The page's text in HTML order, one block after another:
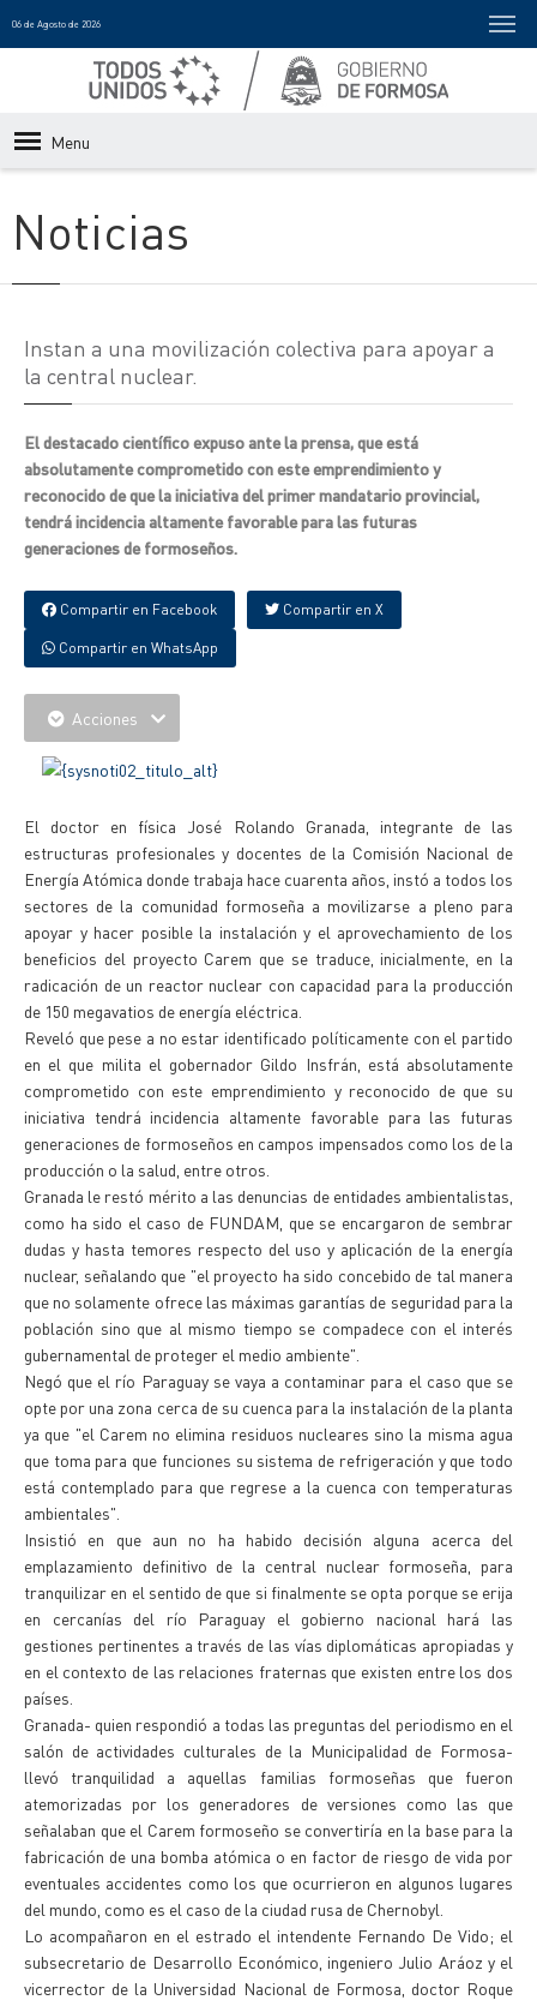
06 de Agosto de 2026
Menu
Noticias
Instan a una movilización colectiva para apoyar a
la central nuclear.
El destacado científico expuso ante la prensa, que está
absolutamente comprometido con este emprendimiento y
reconocido de que la iniciativa del primer mandatario provincial,
tendrá incidencia altamente favorable para las futuras
generaciones de formoseños.
Compartir en Facebook Compartir en X
Compartir en WhatsApp
Acciones
El doctor en física José Rolando Granada, integrante de las
estructuras profesionales y docentes de la Comisión Nacional de
Energía Atómica donde trabaja hace cuarenta años, instó a todos los
sectores de la comunidad formoseña a movilizarse a pleno para
apoyar y hacer posible la instalación y el aprovechamiento de los
beneficios del proyecto Carem que se traduce, inicialmente, en la
radicación de un reactor nuclear con capacidad para la producción
de 150 megavatios de energía eléctrica.
Reveló que pese a no estar identificado políticamente con el partido
en el que milita el gobernador Gildo Insfrán, está absolutamente
comprometido con este emprendimiento y reconocido de que su
iniciativa tendrá incidencia altamente favorable para las futuras
generaciones de formoseños en campos impensados como los de la
producción o la salud, entre otros.
Granada le restó mérito a las denuncias de entidades ambientalistas,
como ha sido el caso de FUNDAM, que se encargaron de sembrar
dudas y hasta temores respecto del uso y aplicación de la energía
nuclear, señalando que "el proyecto ha sido concebido de tal manera
que no solamente ofrece las máximas garantías de seguridad para la
población sino que al mismo tiempo se compadece con el interés
gubernamental de proteger el medio ambiente".
Negó que el río Paraguay se vaya a contaminar para el caso que se
opte por una zona cerca de su cuenca para la instalación de la planta
ya que "el Carem no elimina residuos nucleares sino la misma agua
que toma para que funciones su sistema de refrigeración y que todo
está contemplado para que regrese a la cuenca con temperaturas
ambientales".
Insistió en que aun no ha habido decisión alguna acerca del
emplazamiento definitivo de la central nuclear formoseña, para
tranquilizar en el sentido de que si finalmente se opta porque se erija
en cercanías del río Paraguay el gobierno nacional hará las
gestiones pertinentes a través de las vías diplomáticas apropiadas y
en el contexto de las relaciones fraternas que existen entre los dos
países.
Granada- quien respondió a todas las preguntas del periodismo en el
salón de actividades culturales de la Municipalidad de Formosa-
llevó tranquilidad a aquellas familias formoseñas que fueron
atemorizadas por los generadores de versiones como las que
señalaban que el Carem formoseño se convertiría en la base para la
fabricación de una bomba atómica o en factor de riesgo de vida por
eventuales accidentes como los que ocurrieron en algunos lugares
del mundo, como es el caso de la ciudad rusa de Chernobyl.
Lo acompañaron en el estrado el intendente Fernando De Vido; el
subsecretario de Desarrollo Económico, ingeniero Julio Aráoz y el
vicerrector de la Universidad Nacional de Formosa, doctor Roque